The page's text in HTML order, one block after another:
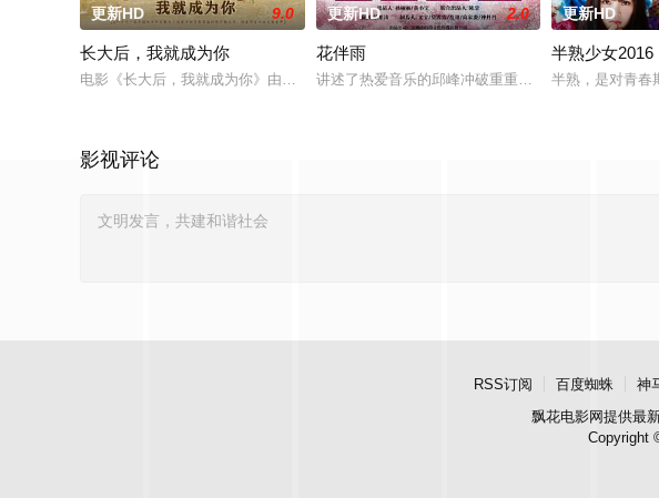
更新HD 9.0
长大后，我就成为你
电影《长大后，我就成为你》由中共四川省第十一届党代表、第十二届中华慈善奖最具爱
更新HD 2.0
花伴雨
讲述了热爱音乐的邱峰冲破重重阻力，克服种种困难
更新HD
半熟少女2016
半熟，是对青春
影视评论
RSS订阅 百度蜘蛛 神
飘花电影网提供最
Copyright